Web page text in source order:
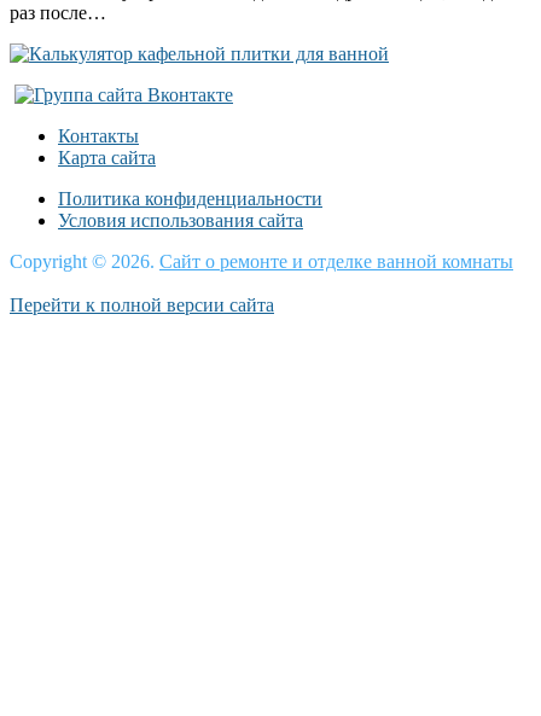
раз после…
Контакты
Карта сайта
Политика конфиденциальности
Условия использования сайта
Copyright © 2026. Сайт о ремонте и отделке ванной комнаты
Перейти к полной версии сайта